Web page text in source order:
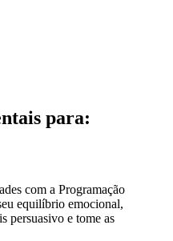
para:
com a Programação
equilíbrio emocional,
persuasivo e tome as